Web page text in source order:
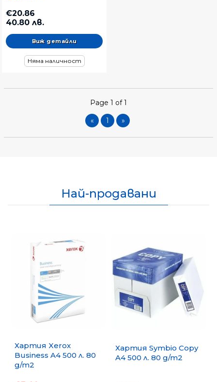
€20.86
40.80 лв.
Виж детайли
Няма наличност
Page 1 of 1
« 1 »
Най-продавани
Хартия Xerox
Business A4 500 л. 80
g/m2
Хартия Symbio Copy
A4 500 л. 80 g/m2